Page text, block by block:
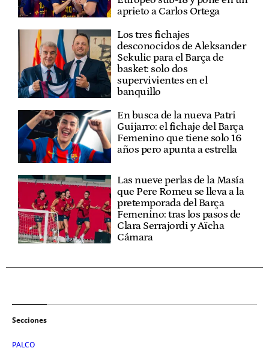
aprieto a Carlos Ortega
Los tres fichajes
desconocidos de Aleksander
Sekulic para el Barça de
basket: solo dos
supervivientes en el
banquillo
En busca de la nueva Patri
Guijarro: el fichaje del Barça
Femenino que tiene solo 16
años pero apunta a estrella
Las nueve perlas de la Masía
que Pere Romeu se lleva a la
pretemporada del Barça
Femenino: tras los pasos de
Clara Serrajordi y Aïcha
Cámara
Secciones
PALCO